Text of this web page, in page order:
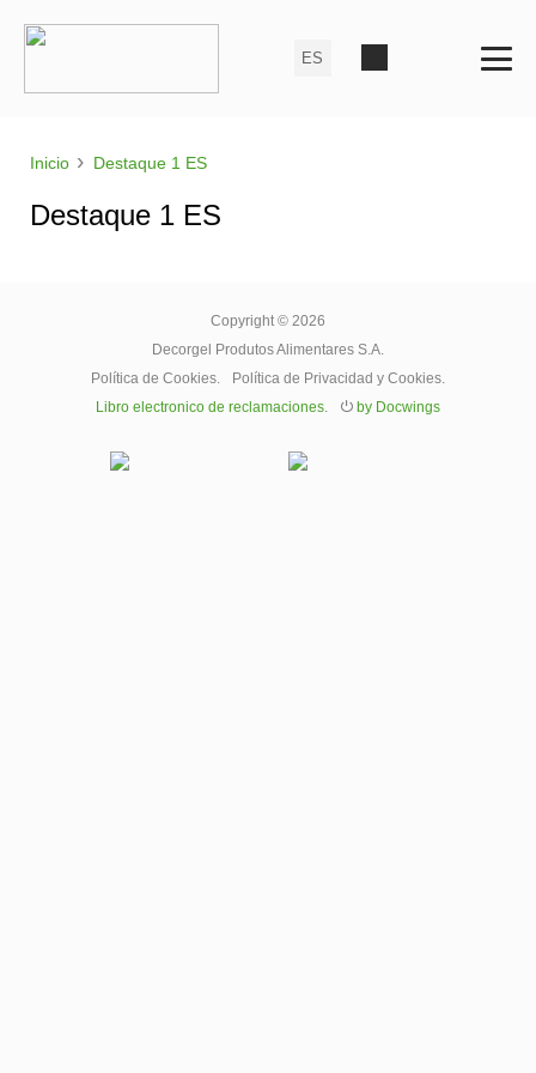
Inicio › Destaque 1 ES
Destaque 1 ES
Copyright © 2026
Decorgel Produtos Alimentares S.A.
Política de Cookies. Política de Privacidad y Cookies.
Libro electronico de reclamaciones. ⏻ by Docwings